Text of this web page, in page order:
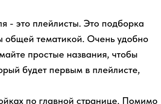
- это плейлисты. Это подборка
общей тематикой. Очень удобно
простые названия, чтобы
будет первым в плейлисте,
по главной странице. Помимо